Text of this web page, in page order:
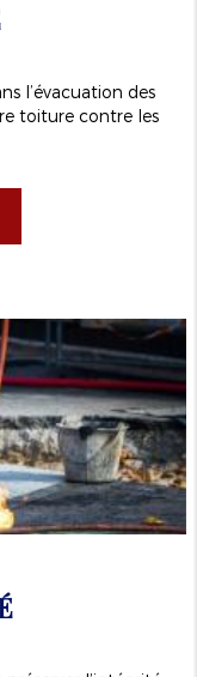
l’évacuation des
toiture contre les